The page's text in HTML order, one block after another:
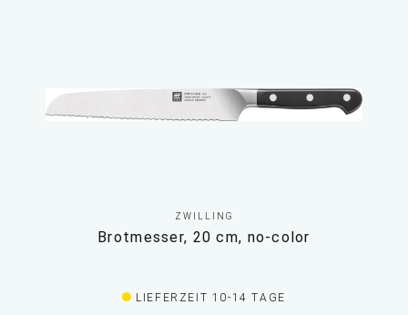
ZWILLING
Brotmesser, 20 cm, no-color
LIEFERZEIT 10-14 TAGE